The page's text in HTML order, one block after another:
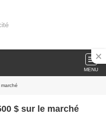
MENU
$ sur le marché